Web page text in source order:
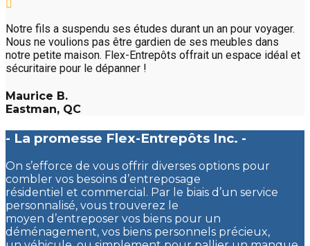
Notre fils a suspendu ses études durant un an pour voyager.
Nous ne voulions pas être gardien de ses meubles dans
notre petite maison. Flex-Entrepôts offrait un espace idéal et
sécuritaire pour le dépanner !
Maurice B.
Eastman, QC
- La promesse Flex-Entrepôts Inc. -
On s’efforce de vous offrir diverses options pour
combler vos besoins d’entreposage
résidentiel et commercial. Par le biais d’un service
personnalisé, vous trouverez le
moyen d’entreposer vos biens pour un
déménagement, vos biens personnels précieux,